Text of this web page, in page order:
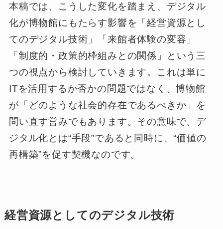
本稿では、こうした変化を踏まえ、デジタル
化が博物館にもたらす影響を「経営資源とし
てのデジタル技術」「来館者体験の変容」
「制度的・政策的枠組みとの関係」という三
つの視点から検討していきます。これは単に
ITを活用するか否かの問題ではなく、博物館
が「どのような社会的存在であるべきか」を
問い直す営みでもあります。その意味で、デ
ジタル化とは“手段”であると同時に、“価値の
再構築”を促す契機なのです。
経営資源としてのデジタル技術